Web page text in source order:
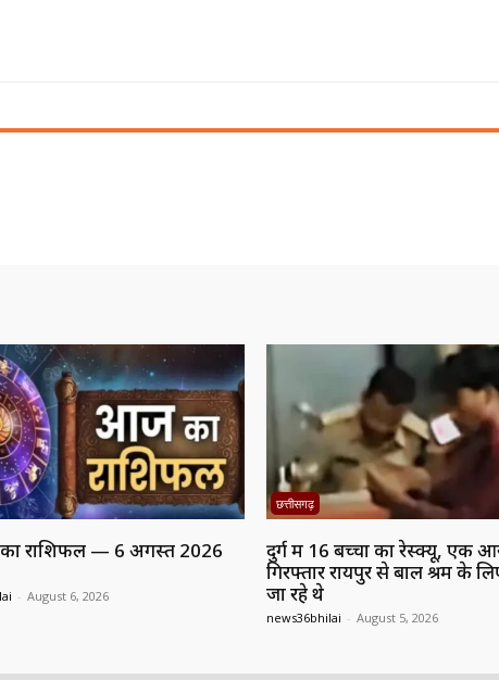
राशिफल — 6 अगस्त 2026
- August 6, 2026
छत्तीसगढ़
दुर्ग में 16 बच्चों का रेस्क्यू, एक
गिरफ्तार रायपुर से बाल श्रम के
जा रहे थे
news36bhilai - August 5, 2026